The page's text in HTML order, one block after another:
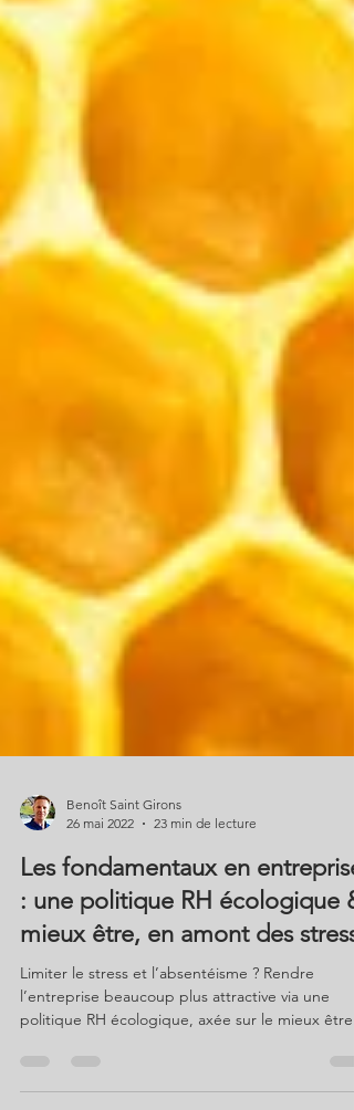
26 mai 2022
23 min de lecture
Les fondamentaux en entreprise
: une politique RH écologique &
mieux être, en amont des stress
Limiter le stress et l’absentéisme ? Rendre